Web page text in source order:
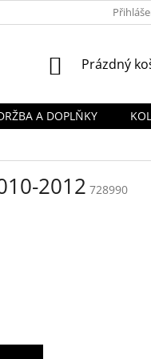
PODMÍNKY
NÁKUPNÍ
Prázdný
A DOPLŇKY
2012 728990